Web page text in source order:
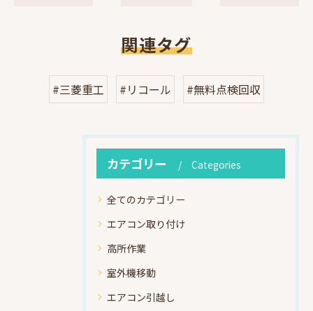
関連タグ
#三菱重工 #リコール #無料点検回収
カテゴリー Categories
全てのカテゴリー
エアコン取り付け
高所作業
室外機移動
エアコン引越し